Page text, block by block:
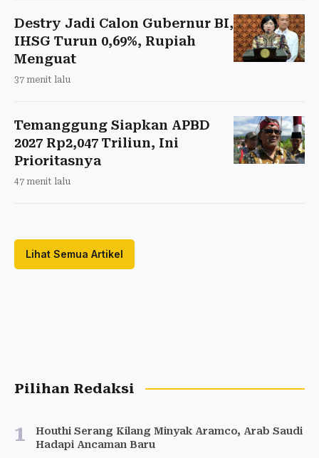
Destry Jadi Calon Gubernur BI,
IHSG Turun 0,69%, Rupiah
Menguat
37 menit lalu
Temanggung Siapkan APBD
2027 Rp2,047 Triliun, Ini
Prioritasnya
47 menit lalu
Lihat Semua Artikel
Pilihan Redaksi
1
Houthi Serang Kilang Minyak Aramco, Arab Saudi
Hadapi Ancaman Baru